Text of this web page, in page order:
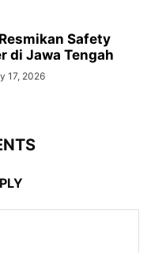
Safety
di Jawa Tengah
17, 2026